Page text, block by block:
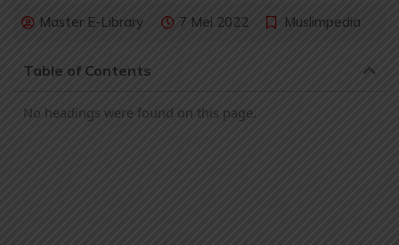
Master E-Library 7 Mei 2022 Muslimpedia
Table of Contents
No headings were found on this page.